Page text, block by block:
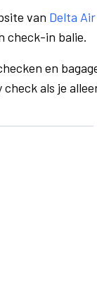
van Delta
check-in balie.
en
als je